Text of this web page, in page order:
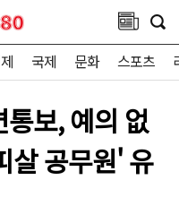
국제 문화 스포츠
보, 예의 없
공무원' 유